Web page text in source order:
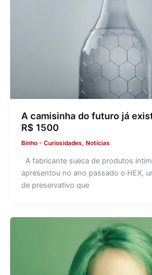
A camisinha do futuro já
R$ 1500
Binho - Curiosidades, Notícias
A fabricante sueca de produtos
apresentou no ano passado o HEX,
de preservativo que